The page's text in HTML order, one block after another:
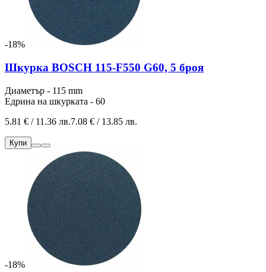
-18%
Шкурка BOSCH 115-F550 G60, 5 броя
Диаметър - 115 mm
Едрина на шкурката - 60
5.81 € / 11.36 лв.7.08 € / 13.85 лв.
Купи
-18%